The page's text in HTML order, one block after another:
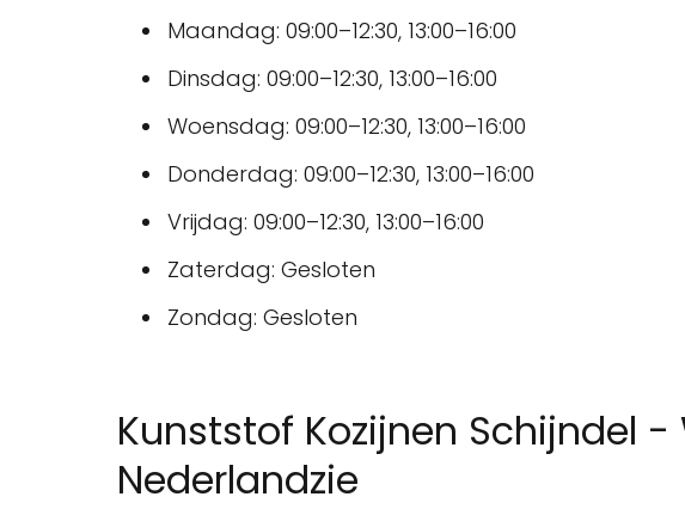
Maandag: 09:00–12:30, 13:00–16:00
Dinsdag: 09:00–12:30, 13:00–16:00
Woensdag: 09:00–12:30, 13:00–16:00
Donderdag: 09:00–12:30, 13:00–16:00
Vrijdag: 09:00–12:30, 13:00–16:00
Zaterdag: Gesloten
Zondag: Gesloten
Kunststof Kozijnen Schijndel
Nederlandzie